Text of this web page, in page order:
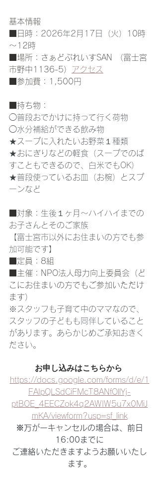
基本情報
■日時： 2026年2月17日（火）
10時
～12時
■場所：さぁどぷれいすSAN （富士宮
市野中1136-5） アクセス
■参加費：1,500円
■持ち物：
◯普段おでかけに持って行く荷物
◯水分補給ができる飲み物
★スープに入れたいお野菜１種類
★おにぎりなどの軽食（スープでのば
すこともできるので、白米でもOK）
★普段使っているお皿（お椀）とスプ
ーンなど
■対象： 生後１ヶ月〜ハイハイまでの
お子さんとそのご家族
【富士宮市以外にお住まいの方でも参
加可能です】
■定員：8組
■主催：NPO法人母力向上委員会（ど
こにお住まいの方でもご参加いただけ
ます）
※スタッフも子育て中のママなので、
スタッフの子どもも同伴していること
があります。あらかじめご承知おきく
ださい。
お申し込みはこちらから
https://docs.google.com/forms/d/e/1
FAIpQLSdCiFMcT8ANfOllYj-
ptBOE_4EECZok4q2AWIW5u7x0MiJ
mKA/viewform?usp=sf_link
※万が一キャンセルの場合は、前日
16:00までに
ご連絡いただきますようお願いいたし
ます。